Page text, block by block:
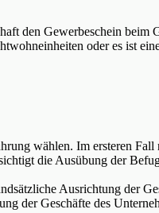
den Gewerbeschein
oder es ist
wählen. Im ersteren
die Ausübung der
Ausrichtung der
der Geschäfte des